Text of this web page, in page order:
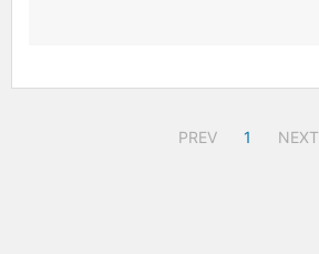
PREV 1 NEXT